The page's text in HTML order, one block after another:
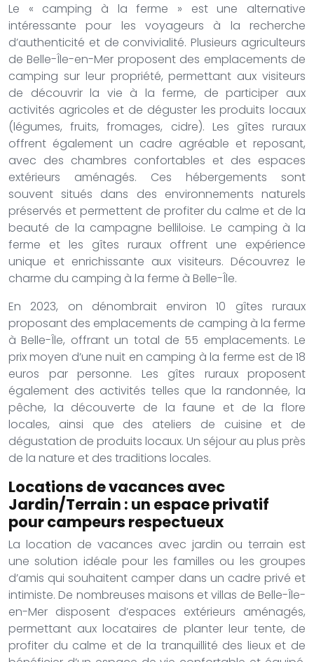
Le « camping à la ferme » est une alternative
intéressante pour les voyageurs à la recherche
d’authenticité et de convivialité. Plusieurs agriculteurs
de Belle-Île-en-Mer proposent des emplacements de
camping sur leur propriété, permettant aux visiteurs
de découvrir la vie à la ferme, de participer aux
activités agricoles et de déguster les produits locaux
(légumes, fruits, fromages, cidre). Les gîtes ruraux
offrent également un cadre agréable et reposant,
avec des chambres confortables et des espaces
extérieurs aménagés. Ces hébergements sont
souvent situés dans des environnements naturels
préservés et permettent de profiter du calme et de la
beauté de la campagne belliloise. Le camping à la
ferme et les gîtes ruraux offrent une expérience
unique et enrichissante aux visiteurs. Découvrez le
charme du camping à la ferme à Belle-Île.
En 2023, on dénombrait environ 10 gîtes ruraux
proposant des emplacements de camping à la ferme
à Belle-Île, offrant un total de 55 emplacements. Le
prix moyen d’une nuit en camping à la ferme est de 18
euros par personne. Les gîtes ruraux proposent
également des activités telles que la randonnée, la
pêche, la découverte de la faune et de la flore
locales, ainsi que des ateliers de cuisine et de
dégustation de produits locaux. Un séjour au plus près
de la nature et des traditions locales.
Locations de vacances avec
Jardin/Terrain : un espace privatif
pour campeurs respectueux
La location de vacances avec jardin ou terrain est
une solution idéale pour les familles ou les groupes
d’amis qui souhaitent camper dans un cadre privé et
intimiste. De nombreuses maisons et villas de Belle-Île-
en-Mer disposent d’espaces extérieurs aménagés,
permettant aux locataires de planter leur tente, de
profiter du calme et de la tranquillité des lieux et de